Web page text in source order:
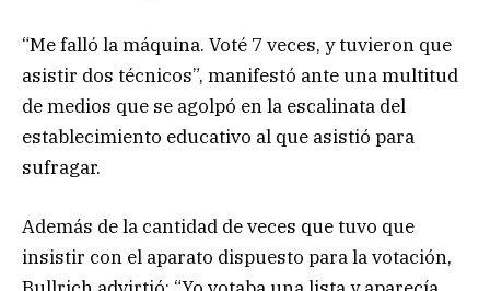
“Me falló la máquina. Voté 7 veces, y tuvieron que
asistir dos técnicos”, manifestó ante una multitud
de medios que se agolpó en la escalinata del
establecimiento educativo al que asistió para
sufragar.
Además de la cantidad de veces que tuvo que
insistir con el aparato dispuesto para la votación,